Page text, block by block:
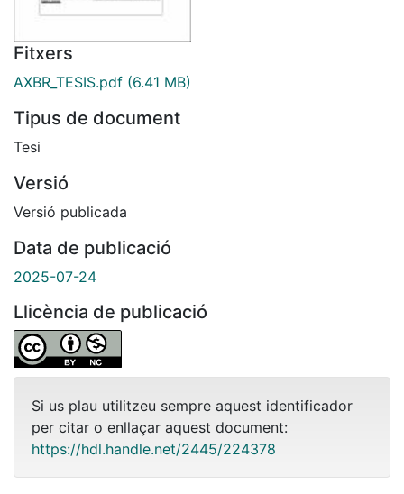
Fitxers
AXBR_TESIS.pdf (6.41 MB)
Tipus de document
Tesi
Versió
Versió publicada
Data de publicació
2025-07-24
Llicència de publicació
Si us plau utilitzeu sempre aquest identificador
per citar o enllaçar aquest document:
https://hdl.handle.net/2445/224378